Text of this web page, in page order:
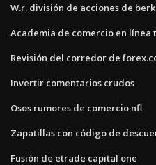
W.r. división de acciones de
Academia de comercio en línea
Revisión del corredor de
Invertir comentarios crudos
Osos rumores de comercio nfl
Zapatillas con código de
Fusión de etrade capital one